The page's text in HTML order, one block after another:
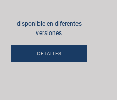
disponible en diferentes
versiones
DETALLES